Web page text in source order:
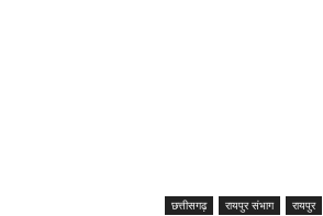
छत्तीसगढ़ रायपुर संभाग रायपुर